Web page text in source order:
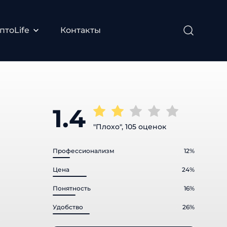
Контакты
1.4 "Плохо", 105 оценок
Профессионализм 12%
Цена 24%
Понятность 16%
Удобство 26%